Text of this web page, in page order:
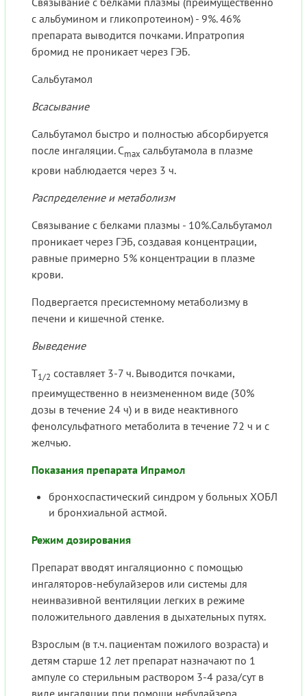
с альбумином и гликопротеином) - 9%. 46%
препарата выводится почками. Ипратропия
бромид не проникает через ГЭБ.
Сальбутамол
Всасывание
Сальбутамол быстро и полностью абсорбируется
после ингаляции. Cmax сальбутамола в плазме
крови наблюдается через 3 ч.
Распределение и метаболизм
Связывание с белками плазмы - 10%.Сальбутамол
проникает через ГЭБ, создавая концентрации,
равные примерно 5% концентрации в плазме
крови.
Подвергается пресистемному метаболизму в
печени и кишечной стенке.
Выведение
Т1/2 составляет 3-7 ч. Выводится почками,
преимущественно в неизмененном виде (30%
дозы в течение 24 ч) и в виде неактивного
фенолсульфатного метаболита в течение 72 ч и с
желчью.
Показания препарата Ипрамол
бронхоспастический синдром у больных ХОБЛ
и бронхиальной астмой.
Режим дозирования
Препарат вводят ингаляционно с помощью
ингаляторов-небулайзеров или системы для
неинвазивной вентиляции легких в режиме
положительного давления в дыхательных путях.
Взрослым (в т.ч. пациентам пожилого возраста) и
детям старше 12 лет препарат назначают по 1
ампуле со стерильным раствором 3-4 раза/сут в